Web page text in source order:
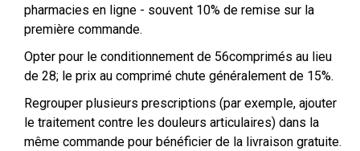
pharmacies en ligne - souvent 10% de remise sur la
première commande.
Opter pour le conditionnement de 56comprimés au lieu
de 28; le prix au comprimé chute généralement de 15%.
Regrouper plusieurs prescriptions (par exemple, ajouter
le traitement contre les douleurs articulaires) dans la
même commande pour bénéficier de la livraison gratuite.